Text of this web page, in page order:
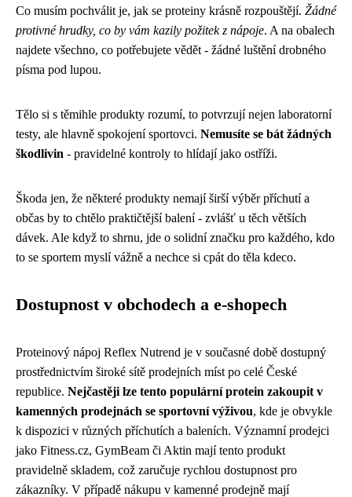
Co musím pochválit je, jak se proteiny krásně rozpouštějí. Žádné
protivné hrudky, co by vám kazily požitek z nápoje. A na obalech
najdete všechno, co potřebujete vědět - žádné luštění drobného
písma pod lupou.
Tělo si s těmihle produkty rozumí, to potvrzují nejen laboratorní
testy, ale hlavně spokojení sportovci. Nemusíte se bát žádných
škodlivin - pravidelné kontroly to hlídají jako ostříži.
Škoda jen, že některé produkty nemají širší výběr příchutí a
občas by to chtělo praktičtější balení - zvlášť u těch větších
dávek. Ale když to shrnu, jde o solidní značku pro každého, kdo
to se sportem myslí vážně a nechce si cpát do těla kdeco.
Dostupnost v obchodech a e-shopech
Proteinový nápoj Reflex Nutrend je v současné době dostupný
prostřednictvím široké sítě prodejních míst po celé České
republice. Nejčastěji lze tento populární protein zakoupit v
kamenných prodejnách se sportovní výživou, kde je obvykle
k dispozici v různých příchutích a baleních. Významní prodejci
jako Fitness.cz, GymBeam či Aktin mají tento produkt
pravidelně skladem, což zaručuje rychlou dostupnost pro
zákazníky. V případě nákupu v kamenné prodejně mají